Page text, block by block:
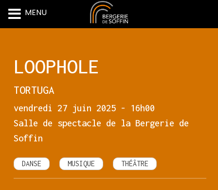
LOOPHOLE
TORTUGA
vendredi 27 juin 2025 - 16h00
Salle de spectacle de la Bergerie de
Soffin
DANSE MUSIQUE THÉÂTRE
MENU